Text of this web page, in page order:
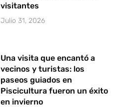
visitantes
Julio 31, 2026
Una visita que encantó a
vecinos y turistas: los
paseos guiados en
Piscicultura fueron un éxito
en invierno